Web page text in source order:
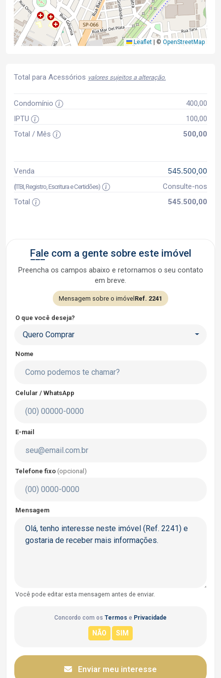
Leaflet | © OpenStreetMap
Total para Acessórios valores sujeitos a alteração.
Condomínio
400,00
IPTU
100,00
Total / Mês
500,00
Venda 545.500,00
(ITBI, Registro, Escritura e Certidões)
Consulte-nos
Total
545.500,00
Fale com a gente sobre este imóvel
Preencha os campos abaixo e retornamos o seu contato
em breve.
Mensagem sobre o imóvelRef. 2241
O que você deseja?
Quero Comprar
Nome
Celular / WhatsApp
E-mail
Telefone fixo (opcional)
Mensagem
Você pode editar esta mensagem antes de enviar.
Concordo com os Termos e Privacidade
Enviar meu interesse